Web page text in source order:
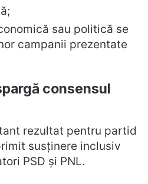
sau politică se
campanii prezentate
consensul
rezultat pentru partid
susținere inclusiv
PSD și PNL.